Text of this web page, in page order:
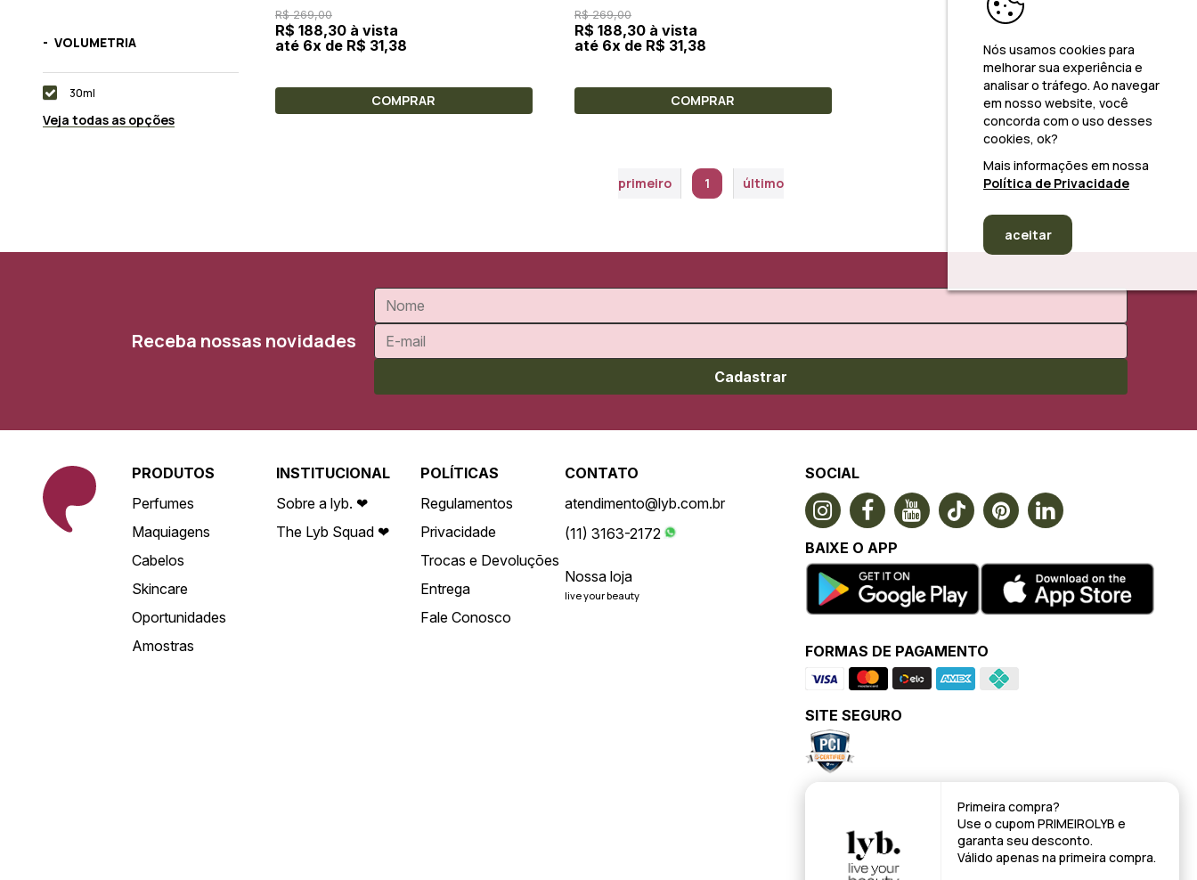
VOLUMETRIA
30ml
Veja todas as opções
R$ 269,00
R$ 188,30 à vista
até 6x de R$ 31,38
COMPRAR
R$ 269,00
R$ 188,30 à vista
até 6x de R$ 31,38
COMPRAR
primeiro 1 último
Receba nossas novidades
Cadastrar
PRODUTOS
Perfumes
Maquiagens
Cabelos
Skincare
Oportunidades
Amostras
INSTITUCIONAL
Sobre a lyb. ❤
The Lyb Squad ❤
POLÍTICAS
Regulamentos
Privacidade
Trocas e Devoluções
Entrega
Fale Conosco
CONTATO
atendimento@lyb.com.br
(11) 3163-2172
Nossa loja
live your beauty
SOCIAL
BAIXE O APP
FORMAS DE PAGAMENTO
SITE SEGURO
Nós usamos cookies para
melhorar sua experiência e
analisar o tráfego. Ao navegar
em nosso website, você
concorda com o uso desses
cookies, ok?
Mais informações em nossa
Política de Privacidade
aceitar
Primeira compra?
Use o cupom PRIMEIROLYB e
garanta seu desconto.
Válido apenas na primeira compra.